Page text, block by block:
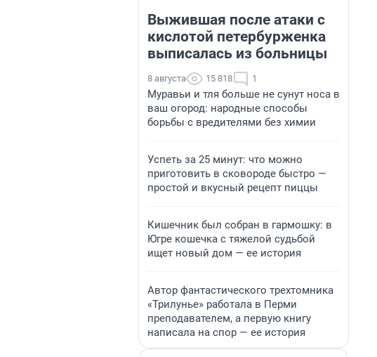
Выжившая после атаки с
кислотой петербурженка
выписалась из больницы
8 августа 15 818 1
Муравьи и тля больше не сунут носа в
ваш огород: народные способы
борьбы с вредителями без химии
Успеть за 25 минут: что можно
приготовить в сковороде быстро —
простой и вкусный рецепт пиццы
Кишечник был собран в гармошку: в
Югре кошечка с тяжелой судьбой
ищет новый дом — ее история
Автор фантастического трехтомника
«Трилунье» работала в Перми
преподавателем, а первую книгу
написала на спор — ее история